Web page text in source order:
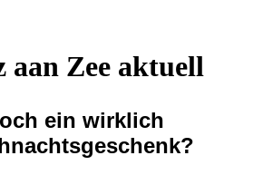
Zee aktuell
ein wirklich